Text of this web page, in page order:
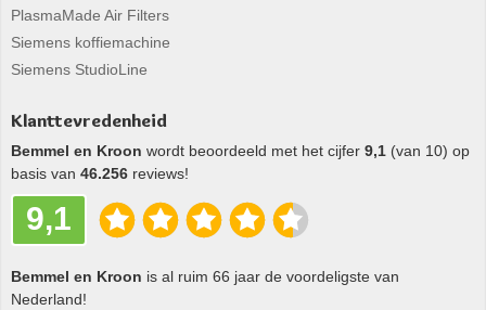
PlasmaMade Air Filters
Siemens koffiemachine
Siemens StudioLine
Klanttevredenheid
Bemmel en Kroon wordt beoordeeld met het cijfer 9,1 (van 10) op
basis van 46.256 reviews!
9,1
Bemmel en Kroon is al ruim 66 jaar de voordeligste van
Nederland!